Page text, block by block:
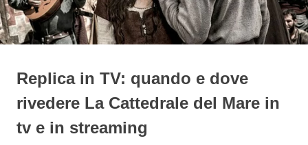
Replica in TV: quando e dove
rivedere La Cattedrale del Mare in
tv e in streaming